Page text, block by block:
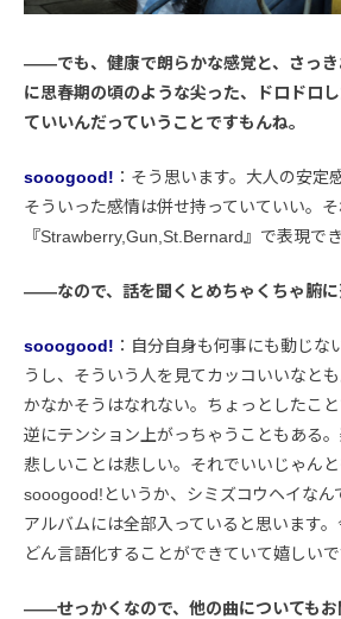
――でも、健康で朗らかな感覚と、さっき
に思春期の頃のような尖った、ドロドロ
ていいんだっていうことですもんね。
sooogood! ：そう思います。大人の安定
そういった感情は併せ持っていていい。
『Strawberry,Gun,St.Bernard』で表現で
――なので、話を聞くとめちゃくちゃ腑に
sooogood! ：自分自身も何事にも動じな
うし、そういう人を見てカッコいいなと
かなかそうはなれない。ちょっとしたこと
逆にテンション上がっちゃうこともある。
悲しいことは悲しい。それでいいじゃん
sooogood!というか、シミズコウヘイなん
アルバムには全部入っていると思います
どん言語化することができていて嬉しいで
――せっかくなので、他の曲についてもお